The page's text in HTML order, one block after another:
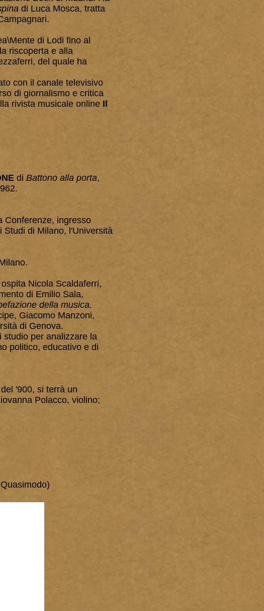
di Luca Mosca, tratta
di Lodi fino al
riscoperta e alla
del quale ha
con il canale televisivo
di giornalismo e critica
rivista musicale online Il
di Battono alla porta,
Conferenze, ingresso
Studi di Milano, l'Università
ospita Nicola Scaldaferri,
di Emilio Sala,
della musica.
Giacomo Manzoni,
di Genova.
studio per analizzare la
politico, educativo e di
'900, si terrà un
Polacco, violino;